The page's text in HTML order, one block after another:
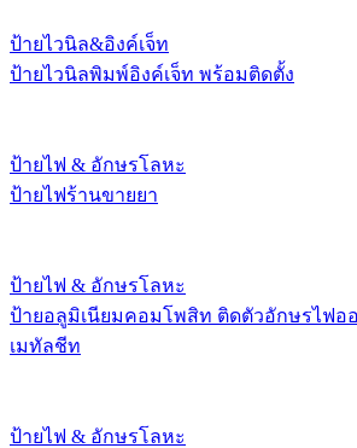
ป้ายไวนิล&อิงค์เจ็ท
ป้ายไวนิลพิมพ์อิงค์เจ็ท พร้อมติดตั้ง
ป้ายไฟ & อักษรโลหะ
ป้ายไฟร้านขายยา
ป้ายไฟ & อักษรโลหะ
ป้ายอลูมิเนียมคอมโพสิท ติดตัวอักษรไฟอ
เมทัลชีท
ป้ายไฟ & อักษรโลหะ